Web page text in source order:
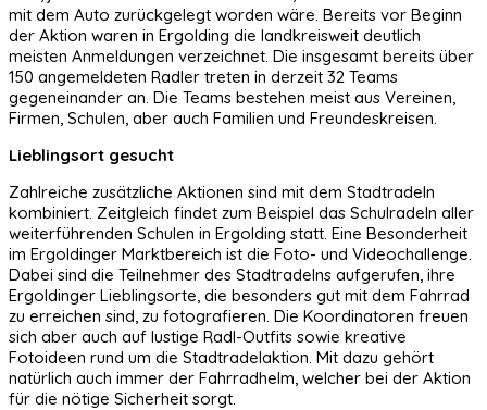
mit dem Auto zurückgelegt worden wäre. Bereits vor Beginn
der Aktion waren in Ergolding die landkreisweit deutlich
meisten Anmeldungen verzeichnet. Die insgesamt bereits über
150 angemeldeten Radler treten in derzeit 32 Teams
gegeneinander an. Die Teams bestehen meist aus Vereinen,
Firmen, Schulen, aber auch Familien und Freundeskreisen.
Lieblingsort gesucht
Zahlreiche zusätzliche Aktionen sind mit dem Stadtradeln
kombiniert. Zeitgleich findet zum Beispiel das Schulradeln aller
weiterführenden Schulen in Ergolding statt. Eine Besonderheit
im Ergoldinger Marktbereich ist die Foto- und Videochallenge.
Dabei sind die Teilnehmer des Stadtradelns aufgerufen, ihre
Ergoldinger Lieblingsorte, die besonders gut mit dem Fahrrad
zu erreichen sind, zu fotografieren. Die Koordinatoren freuen
sich aber auch auf lustige Radl-Outfits sowie kreative
Fotoideen rund um die Stadtradelaktion. Mit dazu gehört
natürlich auch immer der Fahrradhelm, welcher bei der Aktion
für die nötige Sicherheit sorgt.